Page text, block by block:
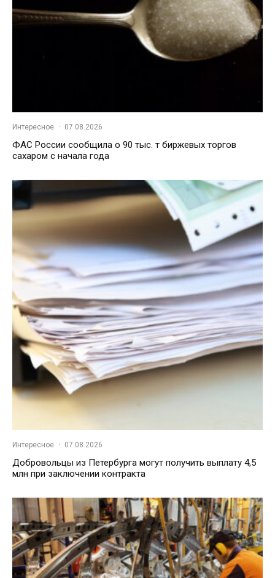
Интересное · 07.08.2026
ФАС России сообщила о 90 тыс. т биржевых торгов
сахаром с начала года
Интересное · 07.08.2026
Добровольцы из Петербурга могут получить выплату 4,5
млн при заключении контракта